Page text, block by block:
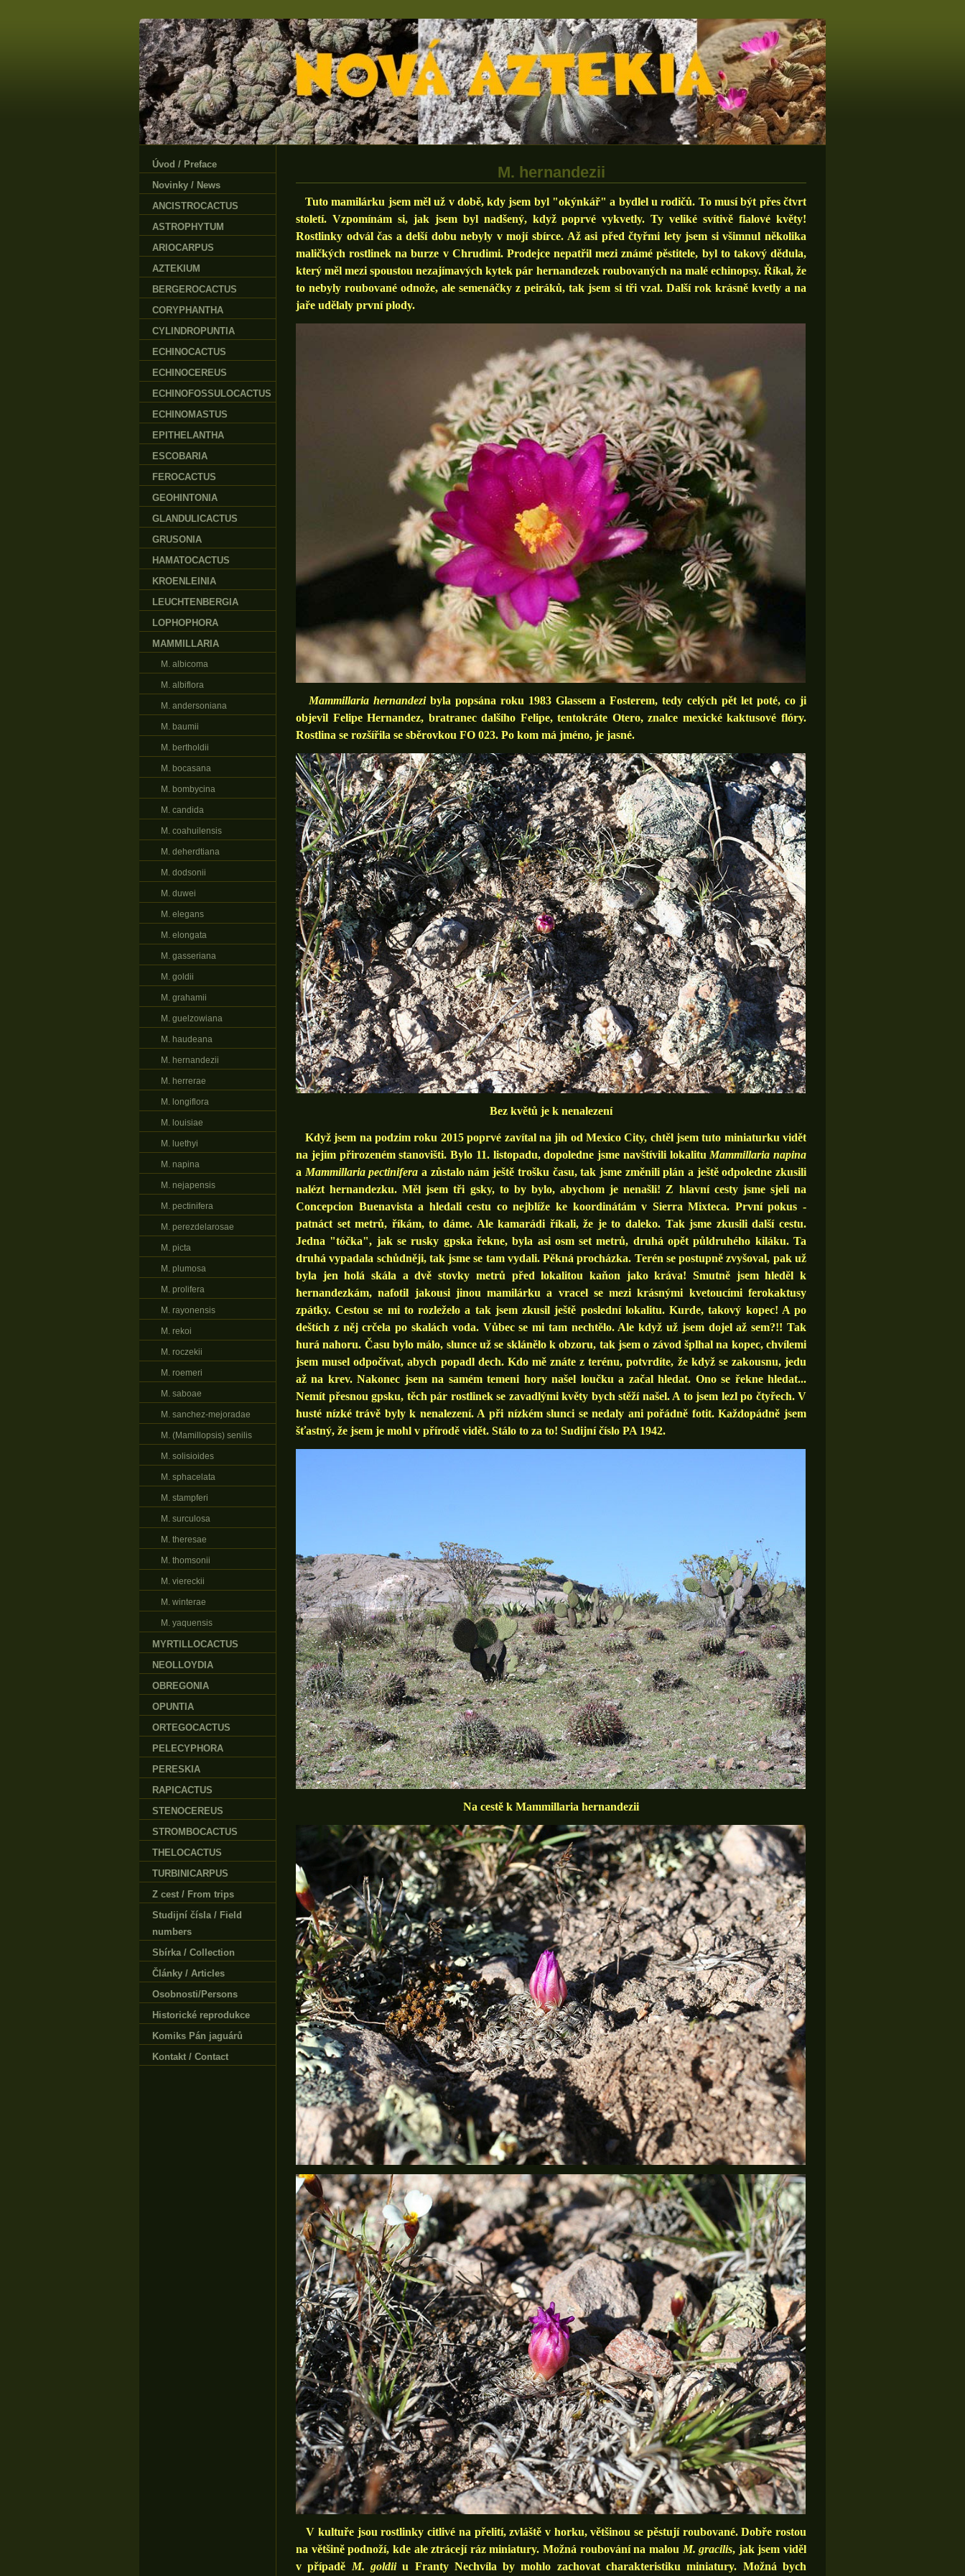
M. hernandezii
Tuto mamilárku jsem měl už v době, kdy jsem byl "okýnkář" a bydlel u rodičů. To musí být přes čtvrt
století. Vzpomínám si, jak jsem byl nadšený, když poprvé vykvetly. Ty veliké svítivě fialové květy!
Rostlinky odvál čas a delší dobu nebyly v mojí sbírce. Až asi před čtyřmi lety jsem si všimnul několika
maličkých rostlinek na burze v Chrudimi. Prodejce nepatřil mezi známé pěstitele, byl to takový dědula,
který měl mezi spoustou nezajímavých kytek pár hernandezek roubovaných na malé echinopsy. Říkal, že
to nebyly roubované odnože, ale semenáčky z peiráků, tak jsem si tři vzal. Další rok krásně kvetly a na
jaře udělaly první plody.
Mammillaria hernandezi byla popsána roku 1983 Glassem a Fosterem, tedy celých pět let poté, co ji
objevil Felipe Hernandez, bratranec dalšího Felipe, tentokráte Otero, znalce mexické kaktusové flóry.
Rostlina se rozšířila se sběrovkou FO 023. Po kom má jméno, je jasné.
Bez květů je k nenalezení
Když jsem na podzim roku 2015 poprvé zavítal na jih od Mexico City, chtěl jsem tuto miniaturku vidět
na jejím přirozeném stanovišti. Bylo 11. listopadu, dopoledne jsme navštívili lokalitu Mammillaria napina
a Mammillaria pectiniferaa zůstalo nám ještě trošku času, tak jsme změnili plán a ještě odpoledne zkusili
nalézt hernandezku. Měl jsem tři gsky, to by bylo, abychom je nenašli! Z hlavní cesty jsme sjeli na
Concepcion Buenavista a hledali cestu co nejblíže ke koordinátám v Sierra Mixteca. První pokus -
patnáct set metrů, říkám, to dáme. Ale kamarádi říkali, že je to daleko. Tak jsme zkusili další cestu.
Jedna "tóčka", jak se rusky gpska řekne, byla asi osm set metrů, druhá opět půldruhého kiláku. Ta
druhá vypadala schůdněji, tak jsme se tam vydali. Pěkná procházka. Terén se postupně zvyšoval, pak už
byla jen holá skála a dvě stovky metrů před lokalitou kaňon jako kráva! Smutně jsem hleděl k
hernandezkám, nafotil jakousi jinou mamilárku a vracel se mezi krásnými kvetoucími ferokaktusy
zpátky. Cestou se mi to rozleželo a tak jsem zkusil ještě poslední lokalitu. Kurde, takový kopec! A po
deštích z něj crčela po skalách voda. Vůbec se mi tam nechtělo. Ale když už jsem dojel až sem?!! Tak
hurá nahoru. Času bylo málo, slunce už se sklánělo k obzoru, tak jsem o závod šplhal na kopec, chvílemi
jsem musel odpočívat, abych popadl dech. Kdo mě znáte z terénu, potvrdíte, že když se zakousnu, jedu
až na krev. Nakonec jsem na samém temeni hory našel loučku a začal hledat. Ono se řekne hledat...
Nemít přesnou gpsku, těch pár rostlinek se zavadlými květy bych stěží našel. A to jsem lezl po čtyřech. V
husté nízké trávě byly k nenalezení. A při nízkém slunci se nedaly ani pořádně fotit. Každopádně jsem
šťastný, že jsem je mohl v přírodě vidět. Stálo to za to! Sudijní číslo PA 1942.
Na cestě k Mammillaria hernandezii
V kultuře jsou rostlinky citlivé na přelití, zvláště v horku, většinou se pěstují roubované. Dobře rostou
na většině podnoží, kde ale ztrácejí ráz miniatury. Možná roubování na malou M. gracilis, jak jsem viděl
v případě M. goldiiu Franty Nechvíla by mohlo zachovat charakteristiku miniatury. Možná bych
Úvod / Preface
Novinky / News
ANCISTROCACTUS
ASTROPHYTUM
ARIOCARPUS
AZTEKIUM
BERGEROCACTUS
CORYPHANTHA
CYLINDROPUNTIA
ECHINOCACTUS
ECHINOCEREUS
ECHINOFOSSULOCACTUS
ECHINOMASTUS
EPITHELANTHA
ESCOBARIA
FEROCACTUS
GEOHINTONIA
GLANDULICACTUS
GRUSONIA
HAMATOCACTUS
KROENLEINIA
LEUCHTENBERGIA
LOPHOPHORA
MAMMILLARIA
M. albicoma
M. albiflora
M. andersoniana
M. baumii
M. bertholdii
M. bocasana
M. bombycina
M. candida
M. coahuilensis
M. deherdtiana
M. dodsonii
M. duwei
M. elegans
M. elongata
M. gasseriana
M. goldii
M. grahamii
M. guelzowiana
M. haudeana
M. hernandezii
M. herrerae
M. longiflora
M. louisiae
M. luethyi
M. napina
M. nejapensis
M. pectinifera
M. perezdelarosae
M. picta
M. plumosa
M. prolifera
M. rayonensis
M. rekoi
M. roczekii
M. roemeri
M. saboae
M. sanchez-mejoradae
M. (Mamillopsis) senilis
M. solisioides
M. sphacelata
M. stampferi
M. surculosa
M. theresae
M. thomsonii
M. viereckii
M. winterae
M. yaquensis
MYRTILLOCACTUS
NEOLLOYDIA
OBREGONIA
OPUNTIA
ORTEGOCACTUS
PELECYPHORA
PERESKIA
RAPICACTUS
STENOCEREUS
STROMBOCACTUS
THELOCACTUS
TURBINICARPUS
Z cest / From trips
Studijní čísla / Field
numbers
Sbírka / Collection
Články / Articles
Osobnosti/Persons
Historické reprodukce
Komiks Pán jaguárů
Kontakt / Contact